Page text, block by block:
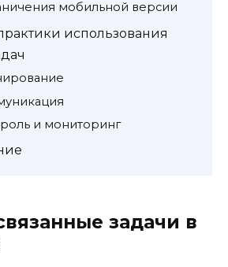
мобильной версии
использования
и мониторинг
задачи в